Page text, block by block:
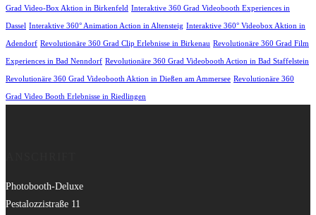
Grad Video-Box Aktion in Birkenfeld Interaktive 360 Grad Videobooth Experiences in
Dassel Interaktive 360° Animation Action in Altensteig Interaktive 360° Videobox Aktion in
Adendorf Revolutionäre 360 Grad Clip Erlebnisse in Birkenau Revolutionäre 360 Grad Film
Experiences in Bad Nenndorf Revolutionäre 360 Grad Videobooth Action in Bad Staffelstein
Revolutionäre 360 Grad Videobooth Aktion in Dießen am Ammersee Revolutionäre 360
Grad Video Booth Erlebnisse in Riedlingen
Photobooth-Deluxe
Pestalozzistraße 11